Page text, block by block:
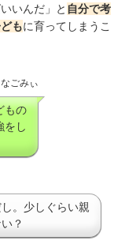
いんだ」と 自分で考
もに育ってしまうこ
なごみぃ
もの
をし
。少しぐらい親
？